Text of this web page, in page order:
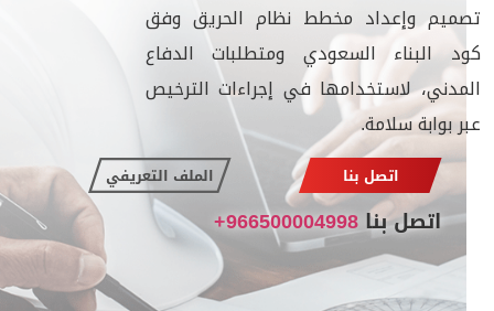
تصميم وإعداد مخطط نظام الحريق وفق
كود البناء السعودي ومتطلبات الدفاع
المدني، لاستخدامها في إجراءات الترخيص
عبر بوابة سلامة.
اتصل بنا الملف التعريفي
اتصل بنا 966500004998+